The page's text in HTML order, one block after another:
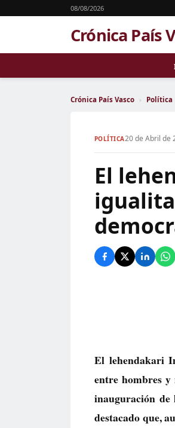
08/08/2026
Crónica País
Crónica País Vasco › Política
POLÍTICA20 de Abril de
El
El lehendakari
entre hombres y
inauguración
destacado que,